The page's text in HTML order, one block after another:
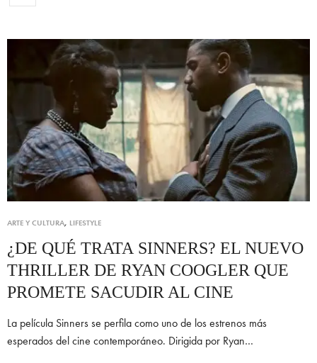
ARTE Y CULTURA, LIFESTYLE
¿DE QUÉ TRATA SINNERS? EL NUEVO
THRILLER DE RYAN COOGLER QUE
PROMETE SACUDIR AL CINE
La película Sinners se perfila como uno de los estrenos más
esperados del cine contemporáneo. Dirigida por Ryan…